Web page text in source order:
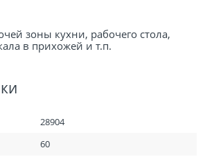
зоны кухни, рабочего стола,
в прихожей и т.п.
28904
60